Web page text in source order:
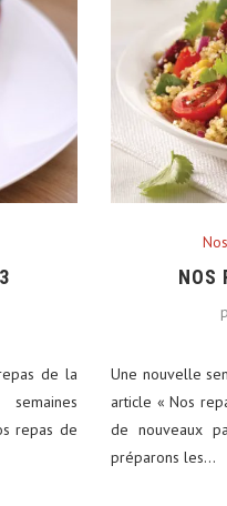
de la
repas de
NOS
Une nouvelle
article « Nos
de nouveaux
préparons les…